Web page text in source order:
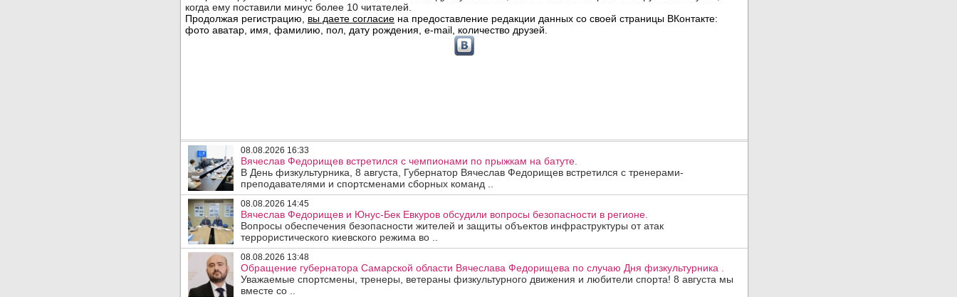
08.08.2026 16:33
Вячеслав Федорищев встретился с чемпионами по прыжкам на батуте.
В День физкультурника, 8 августа, Губернатор Вячеслав Федорищев встретился с тренерами-
преподавателями и спортсменами сборных команд ..
08.08.2026 14:45
Вячеслав Федорищев и Юнус-Бек Евкуров обсудили вопросы безопасности в регионе.
Вопросы обеспечения безопасности жителей и защиты объектов инфраструктуры от атак
террористического киевского режима во ..
08.08.2026 13:48
Обращение губернатора Самарской области Вячеслава Федорищева по случаю Дня физкультурника .
Уважаемые спортсмены, тренеры, ветераны физкультурного движения и любители спорта! 8 августа мы
вместе со ..